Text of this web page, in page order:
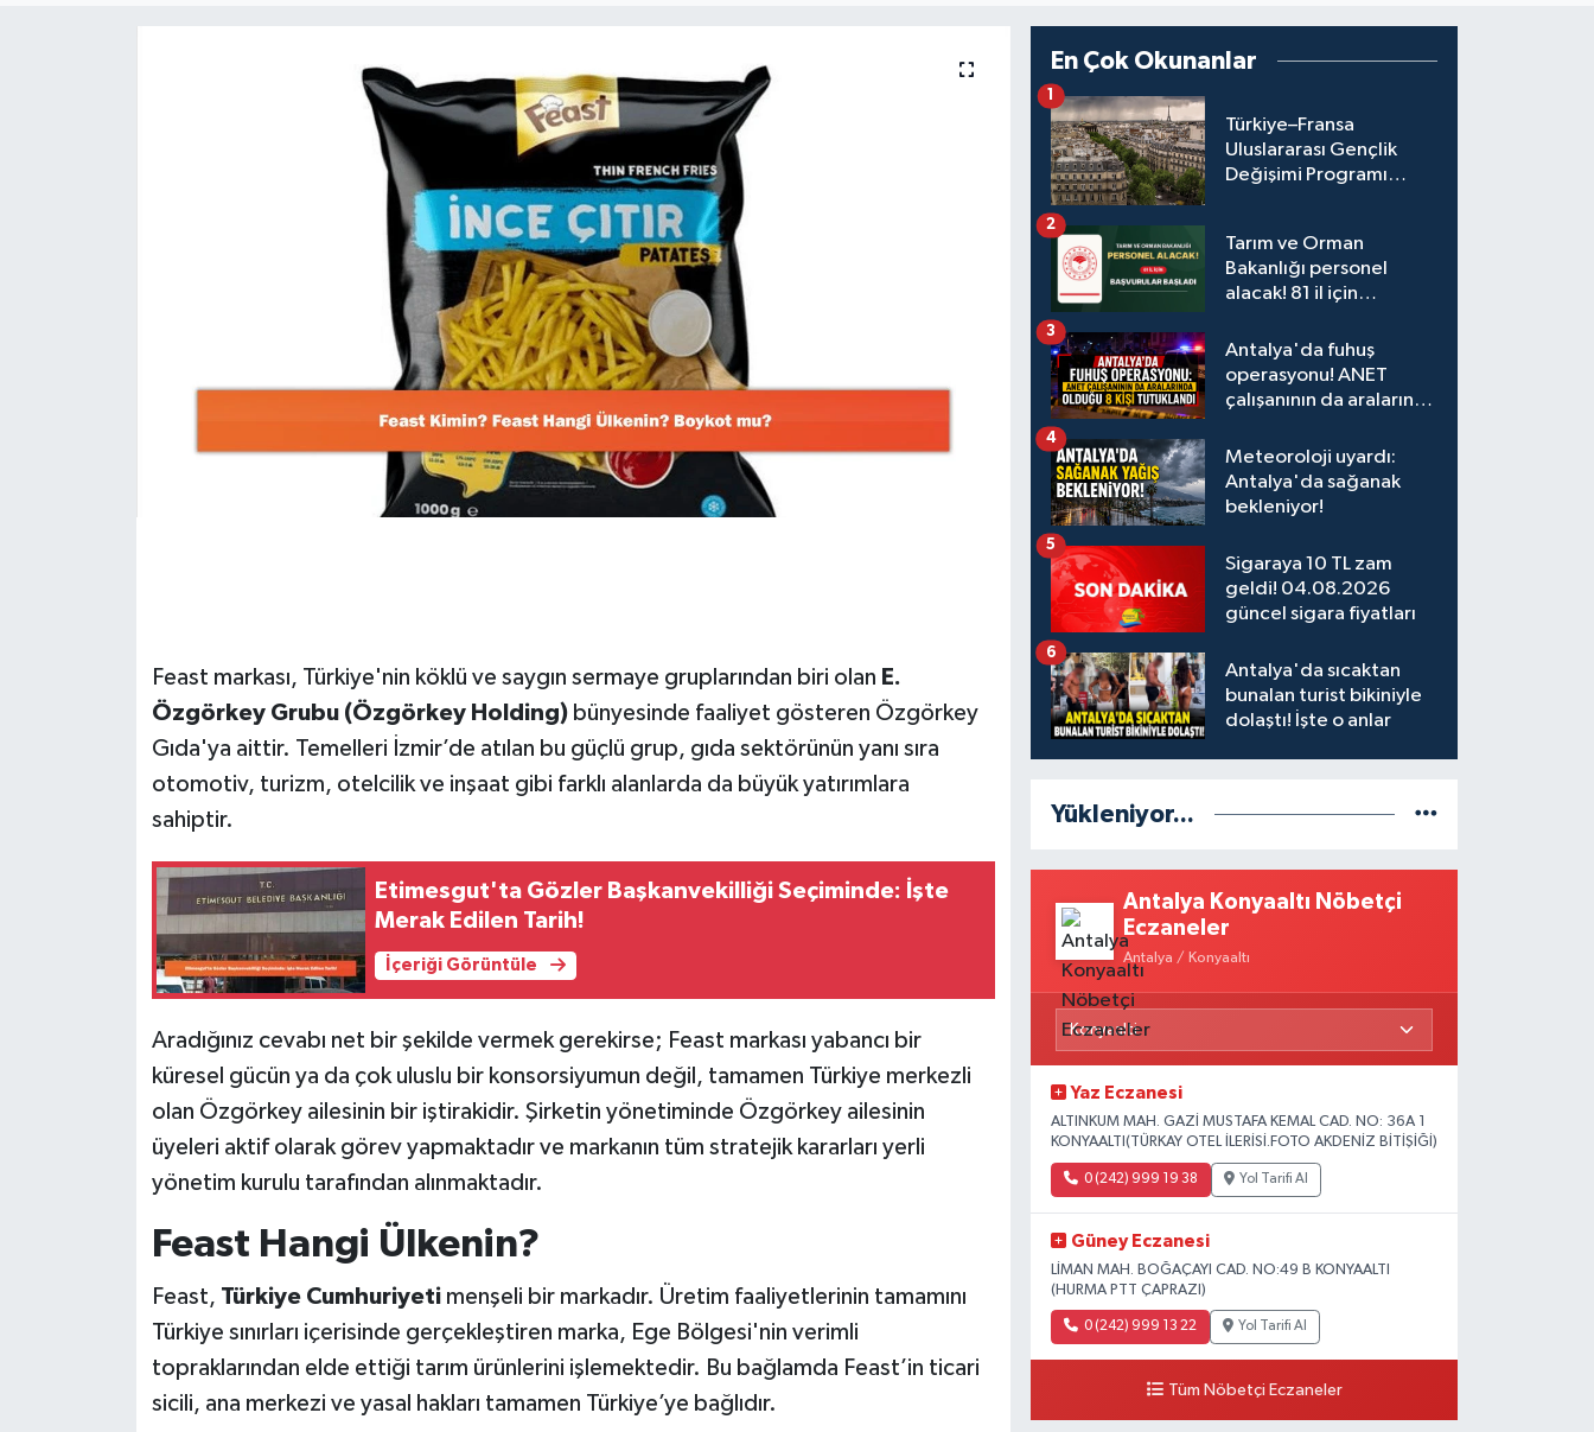
Feast markası, Türkiye'nin köklü ve saygın sermaye gruplarından biri olan E.
Özgörkey Grubu (Özgörkey Holding)bünyesinde faaliyet gösteren Özgörkey
Gıda'ya aittir. Temelleri İzmir’de atılan bu güçlü grup, gıda sektörünün yanı sıra
otomotiv, turizm, otelcilik ve inşaat gibi farklı alanlarda da büyük yatırımlara
sahiptir.
Etimesgut'ta Gözler Başkanvekilliği Seçiminde: İşte
Merak Edilen Tarih!
İçeriği Görüntüle
Aradığınız cevabı net bir şekilde vermek gerekirse; Feast markası yabancı bir
küresel gücün ya da çok uluslu bir konsorsiyumun değil, tamamen Türkiye merkezli
olan Özgörkey ailesinin bir iştirakidir. Şirketin yönetiminde Özgörkey ailesinin
üyeleri aktif olarak görev yapmaktadır ve markanın tüm stratejik kararları yerli
yönetim kurulu tarafından alınmaktadır.
Feast Hangi Ülkenin?
Feast, Türkiye Cumhuriyetimenşeli bir markadır. Üretim faaliyetlerinin tamamını
Türkiye sınırları içerisinde gerçekleştiren marka, Ege Bölgesi'nin verimli
topraklarından elde ettiği tarım ürünlerini işlemektedir. Bu bağlamda Feast’in ticari
sicili, ana merkezi ve yasal hakları tamamen Türkiye’ye bağlıdır.
En Çok Okunanlar
Türkiye–Fransa
Uluslararası Gençlik
Değişimi Programı
1
Tarım ve Orman
Bakanlığı personel
alacak! 81 il için
2
Antalya'da fuhuş
operasyonu! ANET
çalışanının da aralarında
3
Meteoroloji uyardı:
Antalya'da sağanak
bekleniyor!
4
Sigaraya 10 TL zam
geldi! 04.08.2026
güncel sigara fiyatları
5
Antalya'da sıcaktan
bunalan turist bikiniyle
dolaştı! İşte o anlar
6
Yükleniyor...
Antalya Konyaaltı Nöbetçi
Eczaneler
Antalya / Konyaaltı
Yaz Eczanesi
ALTINKUM MAH. GAZİ MUSTAFA KEMAL CAD. NO: 36A 1
KONYAALTI(TÜRKAY OTEL İLERİSİ.FOTO AKDENİZ BİTİŞİĞİ)
0 (242) 999 19 38 Yol Tarifi Al
Güney Eczanesi
LİMAN MAH. BOĞAÇAYI CAD. NO:49 B KONYAALTI
(HURMA PTT ÇAPRAZI)
0 (242) 999 13 22 Yol Tarifi Al
Tüm Nöbetçi Eczaneler